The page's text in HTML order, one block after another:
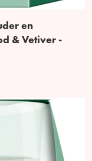
en
& Vetiver -